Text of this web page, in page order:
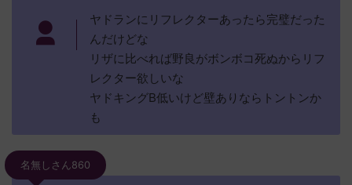
ヤドランにリフレクターあったら完璧だった
んだけどな
リザに比べれば野良がボンボコ死ぬからリフ
レクター欲しいな
ヤドキングB低いけど壁ありならトントンか
も
名無しさん860